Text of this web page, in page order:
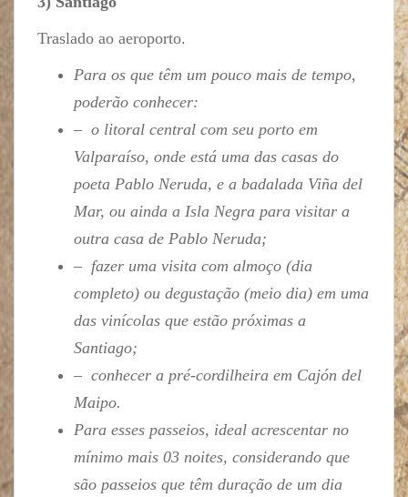
Traslado ao aeroporto.
Para os que têm um pouco mais de tempo,
poderão conhecer:
– o litoral central com seu porto em
Valparaíso, onde está uma das casas do
poeta Pablo Neruda, e a badalada Viña del
Mar, ou ainda a Isla Negra para visitar a
outra casa de Pablo Neruda;
– fazer uma visita com almoço (dia
completo) ou degustação (meio dia) em uma
das vinícolas que estão próximas a
Santiago;
– conhecer a pré-cordilheira em Cajón del
Maipo.
Para esses passeios, ideal acrescentar no
mínimo mais 03 noites, considerando que
são passeios que têm duração de um dia